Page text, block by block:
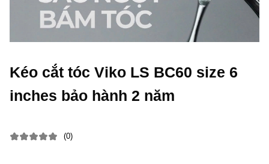
Kéo cắt tóc Viko LS BC60 size 6
inches bảo hành 2 năm
(0)